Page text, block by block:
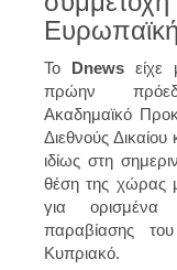
Το Dnews είχε
πρώην
Ακαδημαϊκό
Διεθνούς Δικαίου
ιδίως στη
θέση της χώρας
για ορισμένα
παραβίασης
Κυπριακό.